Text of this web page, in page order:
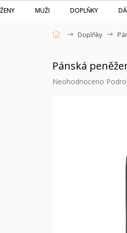
Přejít
na
ŽENY MUŽI DOPLŇKY
Doplňky
Pánská
Průměrné
Neohodnoceno